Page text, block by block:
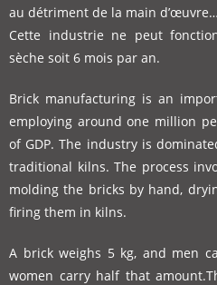
au détriment de la main d’œuvre…
Cette industrie ne peut
sèche soit 6 mois par an.
Brick manufacturing is an
employing around one million
of GDP. The industry is
traditional kilns. The process
molding the bricks by hand,
firing them in kilns.
A brick weighs 5 kg, and men
women carry half that amount.